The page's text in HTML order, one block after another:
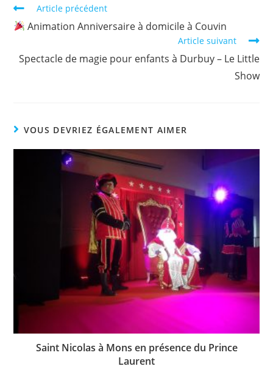
Article précédent
Animation Anniversaire à domicile à Couvin
Article suivant
Spectacle de magie pour enfants à Durbuy – Le Little
Show
VOUS DEVRIEZ ÉGALEMENT AIMER
Saint Nicolas à Mons en présence du Prince
Laurent